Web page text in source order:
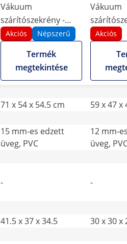
Vákuum
szárítószekrény -
1450 W
Akciós Népszerű
Termék
megtekintése
Vákuum
Watt
Akciós
71 x 54 x 54.5 cm
59 x 47 x
15 mm-es edzett
üveg, PVC
12 mm-
üveg,
- -
41.5 x 37 x 34.5
30 x 30 x